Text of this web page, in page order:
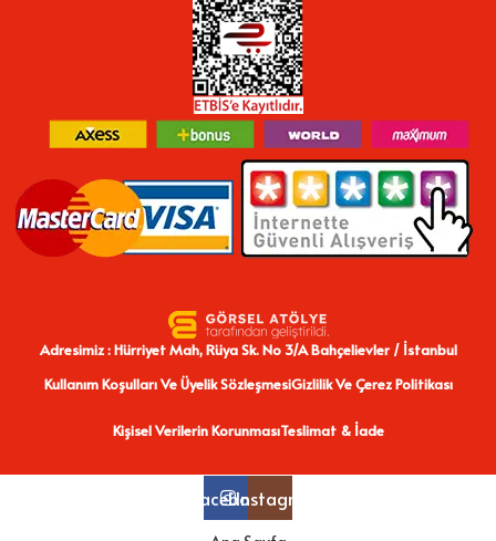
Adresimiz : Hürriyet Mah, Rüya Sk. No 3/A Bahçelievler / İstanbul
Kullanım Koşulları Ve Üyelik SözleşmesiGizlilik Ve Çerez Politikası
Kişisel Verilerin KorunmasıTeslimat & İade
FacebookInstagram